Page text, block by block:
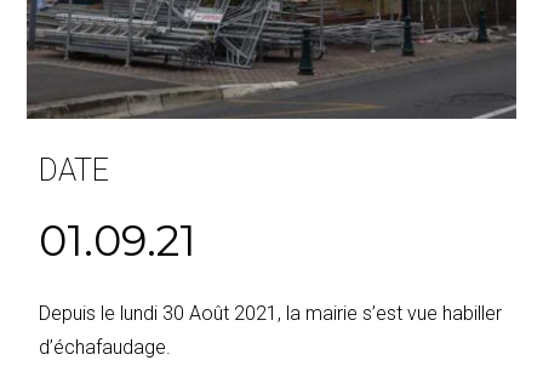
DATE
01.09.21
Depuis le lundi 30 Août 2021, la mairie s’est vue habiller
d’échafaudage.